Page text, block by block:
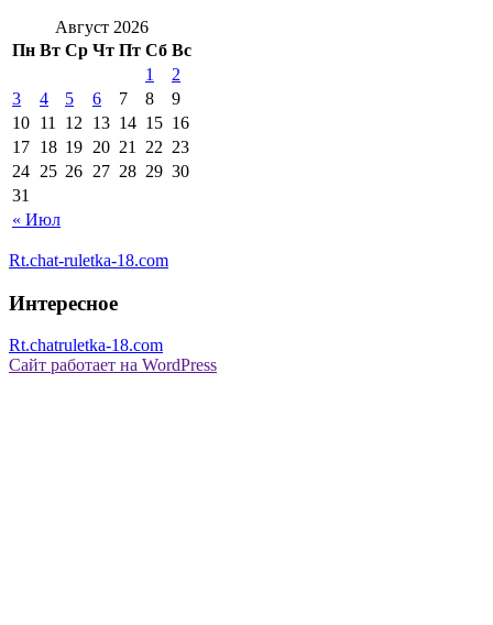
Август 2026
Пн Вт Ср Чт Пт Сб Вс
« Июл
1
2
3
4 5 6 7 8
9
10 11 12 13 14 15 16
17 18 19 20 21 22 23
24 25 26 27 28 29 30
31
Rt.chat-ruletka-18.com
Интересное
Rt.chatruletka-18.com
Сайт работает на WordPress